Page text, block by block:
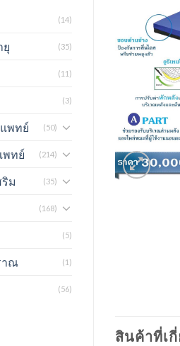
(14)
ยุ (35)
(11)
(3)
พทย์ (50)
พทย์ (214)
ม (35)
(168)
(5)
าณ (1)
(56)
สินค้าที่เ